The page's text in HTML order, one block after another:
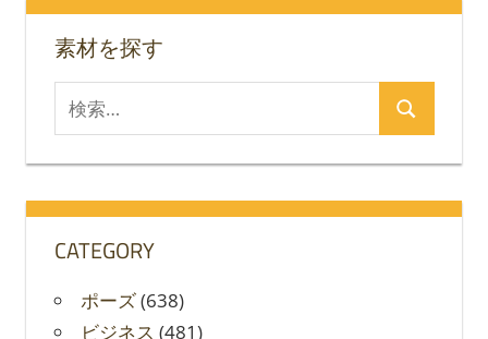
ョ
ン
素材を探す
索
対
検
CATEGORY
ポーズ(638)
ビジネス (481)